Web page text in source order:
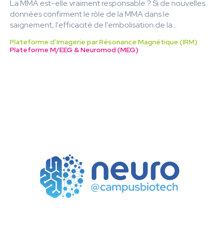
La MMA est-elle vraiment responsable ? Si de nouvelles
données confirment le rôle de la MMA dans le
saignement, l'efficacité de l'embolisation de la...
Plateforme d’Imagerie par Résonance Magnétique (IRM)
Plateforme M/EEG & Neuromod (MEG)